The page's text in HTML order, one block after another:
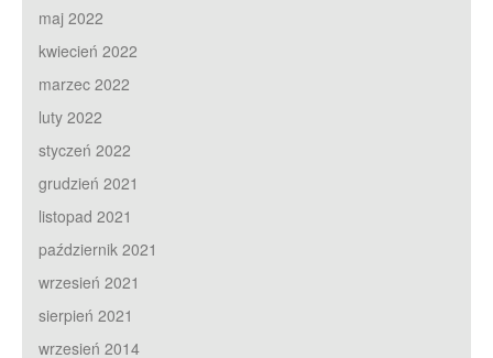
maj 2022
kwiecień 2022
marzec 2022
luty 2022
styczeń 2022
grudzień 2021
listopad 2021
październik 2021
wrzesień 2021
sierpień 2021
wrzesień 2014